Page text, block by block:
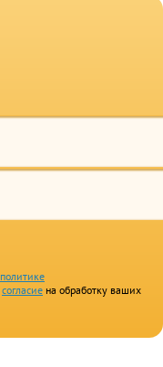
политике
согласие на обработку ваших